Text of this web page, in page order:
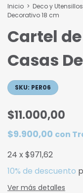
Inicio > Deco y
Decorativo 18 cm
Cartel
Casas
SKU: PER06
$11.000,00
$9.900,00 con
24 x$971,62
10% de descuento
Ver más detalles